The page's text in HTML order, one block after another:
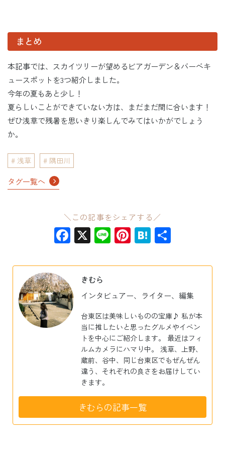
まとめ
本記事では、スカイツリーが望めるビアガーデン＆バーベキ
ュースポットを3つ紹介しました。
今年の夏もあと少し！
夏らしいことができていない方は、まだまだ間に合います！
ぜひ浅草で残暑を思いきり楽しんでみてはいかがでしょう
か。
浅草 隅田川
タグ一覧へ
＼この記事をシェアする／
Facebook
X LinePinterest
Hatena
きむら
インタビュアー、ライター、編集
台東区は美味しいものの宝庫♪ 私が本
当に推したいと思ったグルメやイベン
トを中心にご紹介します。 最近はフィ
ルムカメラにハマり中。 浅草、上野、
蔵前、谷中、同じ台東区でもぜんぜん
違う、それぞれの良さをお届けしてい
きます。
きむらの記事一覧